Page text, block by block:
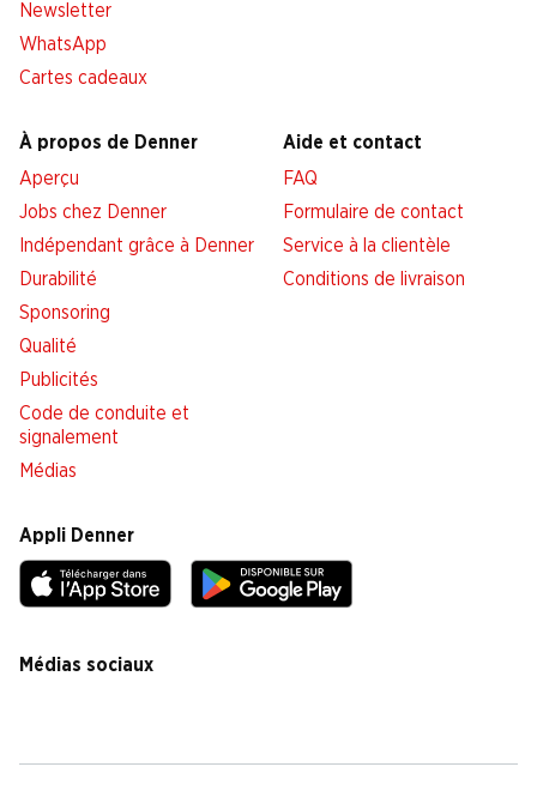
Newsletter
WhatsApp
Cartes cadeaux
À propos de Denner
Aperçu
Jobs chez Denner
Indépendant grâce à Denner
Durabilité
Sponsoring
Qualité
Publicités
Code de conduite et
signalement
Médias
Aide et contact
FAQ
Formulaire de contact
Service à la clientèle
Conditions de livraison
Appli Denner
Médias sociaux